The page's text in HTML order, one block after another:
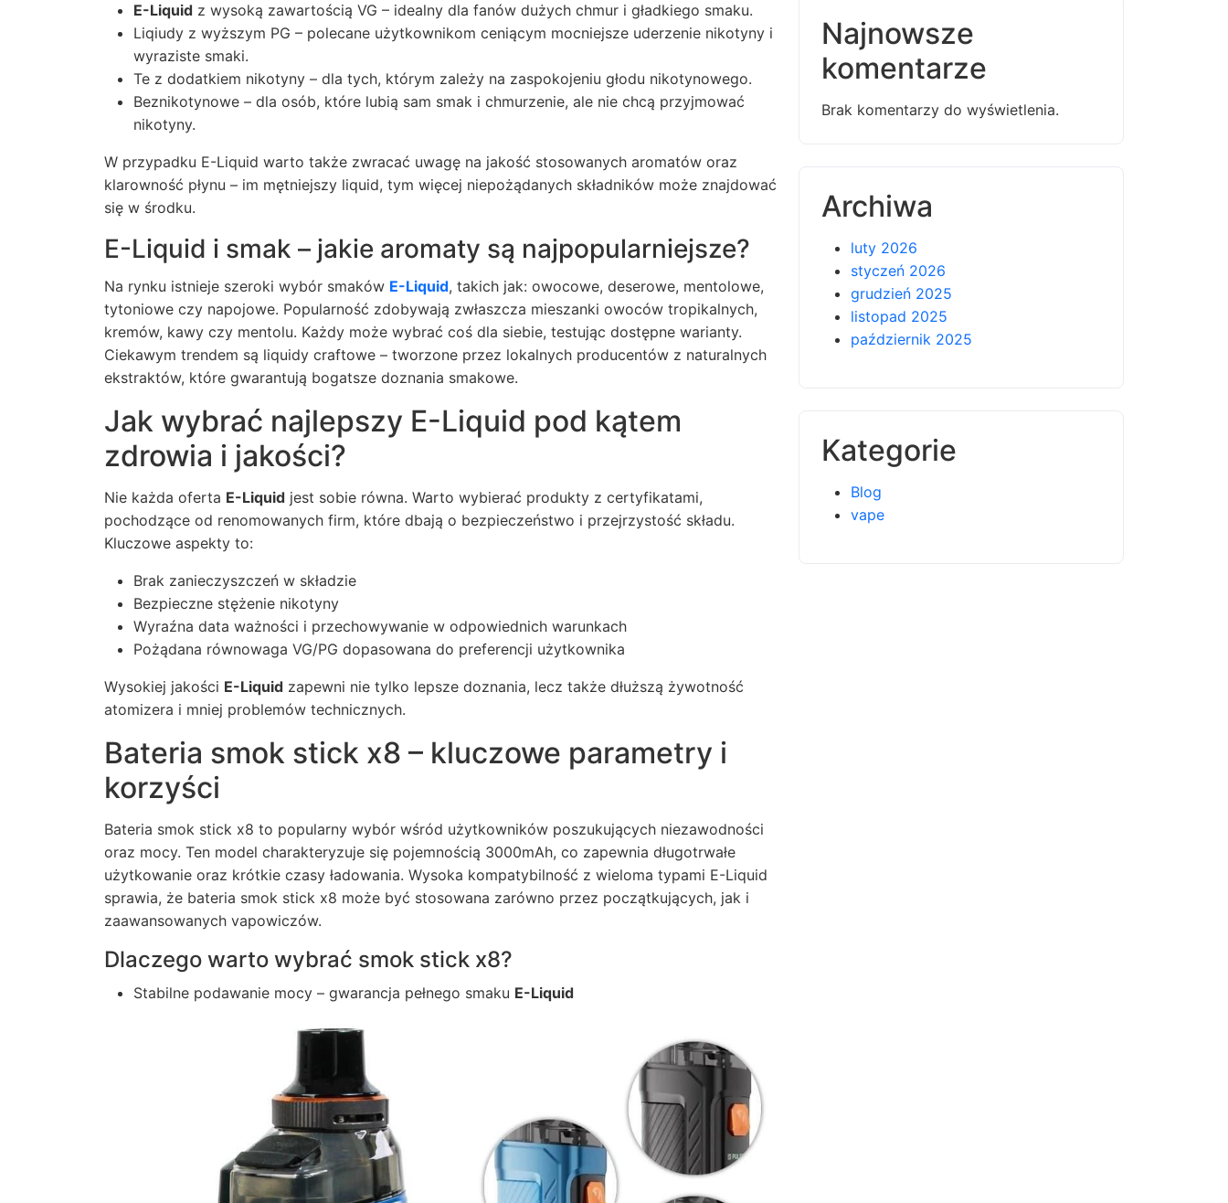
E-Liquid z wysoką zawartością VG – idealny dla fanów dużych chmur i gładkiego smaku.
Liqiudy z wyższym PG – polecane użytkownikom ceniącym mocniejsze uderzenie nikotyny i
wyraziste smaki.
Te z dodatkiem nikotyny – dla tych, którym zależy na zaspokojeniu głodu nikotynowego.
Beznikotynowe – dla osób, które lubią sam smak i chmurzenie, ale nie chcą przyjmować
nikotyny.
W przypadku E-Liquid warto także zwracać uwagę na jakość stosowanych aromatów oraz
klarowność płynu – im mętniejszy liquid, tym więcej niepożądanych składników może znajdować
się w środku.
E-Liquid i smak – jakie aromaty są najpopularniejsze?
Na rynku istnieje szeroki wybór smaków E-Liquid, takich jak: owocowe, deserowe, mentolowe,
tytoniowe czy napojowe. Popularność zdobywają zwłaszcza mieszanki owoców tropikalnych,
kremów, kawy czy mentolu. Każdy może wybrać coś dla siebie, testując dostępne warianty.
Ciekawym trendem są liquidy craftowe – tworzone przez lokalnych producentów z naturalnych
ekstraktów, które gwarantują bogatsze doznania smakowe.
Jak wybrać najlepszy E-Liquid pod kątem
zdrowia i jakości?
Nie każda oferta E-Liquid jest sobie równa. Warto wybierać produkty z certyfikatami,
pochodzące od renomowanych firm, które dbają o bezpieczeństwo i przejrzystość składu.
Kluczowe aspekty to:
Brak zanieczyszczeń w składzie
Bezpieczne stężenie nikotyny
Wyraźna data ważności i przechowywanie w odpowiednich warunkach
Pożądana równowaga VG/PG dopasowana do preferencji użytkownika
Wysokiej jakości E-Liquid zapewni nie tylko lepsze doznania, lecz także dłuższą żywotność
atomizera i mniej problemów technicznych.
Bateria smok stick x8 – kluczowe parametry i
korzyści
Bateria smok stick x8 to popularny wybór wśród użytkowników poszukujących niezawodności
oraz mocy. Ten model charakteryzuje się pojemnością 3000mAh, co zapewnia długotrwałe
użytkowanie oraz krótkie czasy ładowania. Wysoka kompatybilność z wieloma typami E-Liquid
sprawia, że bateria smok stick x8 może być stosowana zarówno przez początkujących, jak i
zaawansowanych vapowiczów.
Dlaczego warto wybrać smok stick x8?
Stabilne podawanie mocy – gwarancja pełnego smaku E-Liquid
Najnowsze
komentarze
Brak komentarzy do wyświetlenia.
Archiwa
luty 2026
styczeń 2026
grudzień 2025
listopad 2025
październik 2025
Kategorie
Blog
vape